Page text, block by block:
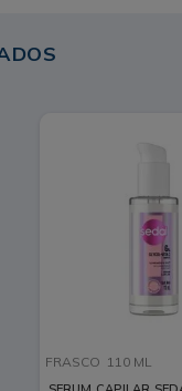
FRASCO 110 ML